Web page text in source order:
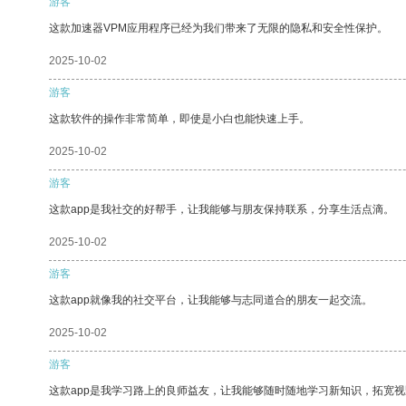
这款加速器VPM应用程序已经为我们带来了无限的隐私和安全性保护。
2025-10-02
游客
这款软件的操作非常简单，即使是小白也能快速上手。
2025-10-02
游客
这款app是我社交的好帮手，让我能够与朋友保持联系，分享生活点滴。
2025-10-02
游客
这款app就像我的社交平台，让我能够与志同道合的朋友一起交流。
2025-10-02
游客
这款app是我学习路上的良师益友，让我能够随时随地学习新知识，拓宽